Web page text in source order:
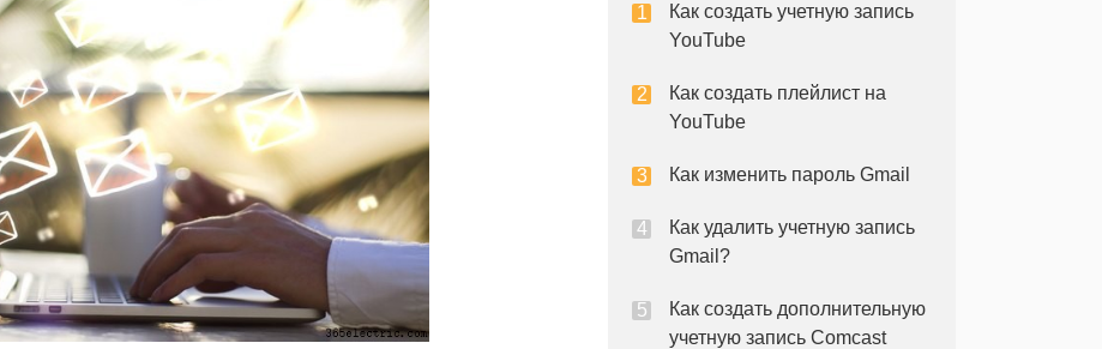
все, от небольших частных
встреч до крупных публичных
означает, что вы всегда будете
Как создать учетную запись
YouTube
Как создать плейлист на
YouTube
Как изменить пароль Gmail
Как удалить учетную запись
Gmail?
Как создать дополнительную
учетную запись Comcast